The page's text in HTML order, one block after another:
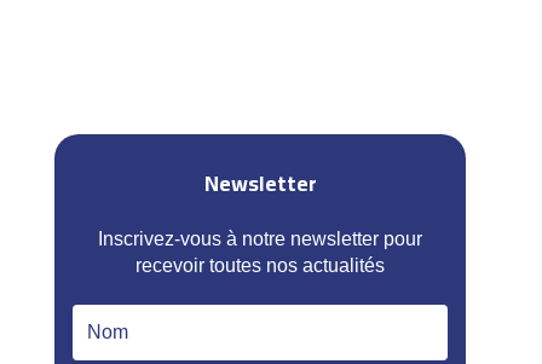
Newsletter
Inscrivez-vous à notre newsletter pour
recevoir toutes nos actualités